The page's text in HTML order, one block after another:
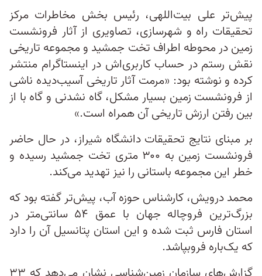
پیش‌تر علی بیت‌اللهی، رئیس بخش مخاطرات مرکز
تحقیقات راه و شهرسازی، تصاویری از آثار فرونشست
زمین در محوطه اطراف تخت جمشید و مجموعه تاریخی
نقش رستم در حساب کاربری‌اش در اینستاگرام منتشر
کرده و نوشته بود: «مرمت آثار تاریخی آسیب‌دیده ناشی
از فرونشست زمین بسیار مشکل، گاه نشدنی و گاه با از
بین رفتن ارزش تاریخی آن همراه است.»
بر مبنای نتایج تحقیقات دانشگاه شیراز، در حال حاضر
فرونشست زمین به ۳۰۰ متری تخت جمشید رسیده و
خطر این مجموعه باستانی را نیز تهدید می‌کند.
محمد درویش، کارشناس حوزه آب، پیش‌تر گفته بود که
بزرگ‌ترین فروچاله جهان با عمق ۵۴ سانتی‌متر در
استان فارس ثبت شده و این استان پتانسیل آن را دارد
که یک‌باره فروبپاشد.